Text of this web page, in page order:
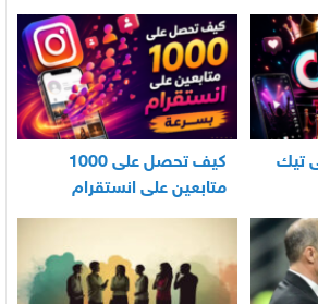
الأندرويد
تيك
كيف تحصل على 1000
متابعين على انستقرام
بسرعة